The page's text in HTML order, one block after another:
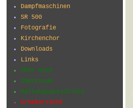
Dampfmaschinen
SR 500
Fotografie
Kirchenchor
Downloads
Links
Über mich
Impressum
Haftungsausschluss
Urheberrecht